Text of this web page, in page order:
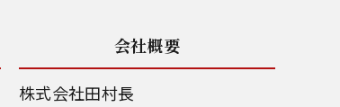
会社概要
株式会社田村長